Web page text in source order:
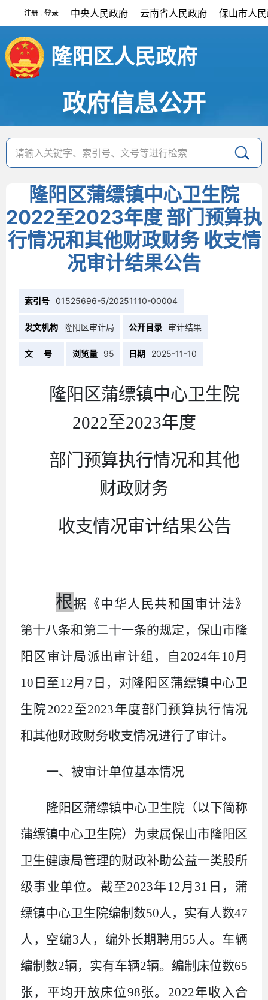
注册 登录 中央人民政府 云南省人民政府 保山市人
隆阳区人民政府
政府信息公开
隆阳区蒲缥镇中心卫生院
2022至2023年度 部门预算执
行情况和其他财政财务 收支情
况审计结果公告
索引号 01525696-5/20251110-00004
发文机构 隆阳区审计局 公开目录 审计结果
文 号 浏览量 95 日期 2025-11-10
隆阳区蒲缥镇中心卫生院
2022至2023年度
部门预算执行情况和其他
财政财务
收支情况审计结果公告
根据《中华人民共和国审计法》
第十八条和第二十一条的规定，保山市隆
阳区审计局派出审计组，自 2024年 10月
10 日至12月 7 日，对隆阳区蒲缥镇中心卫
生院2022至2023年度部门预算执行情况
和其他财政财务收支情况进行了审计。
一、被审计单位基本情况
隆阳区蒲缥镇中心卫生院（以下简称
蒲缥镇中心卫生院）为隶属保山市隆阳区
卫生健康局管理的财政补助公益一类股所
级事业单位。截至2023年 12月 31 日，蒲
缥镇中心卫生院编制数50 人，实有人数47
人，空编3 人，编外长期聘用 55 人。车辆
编制数2辆，实有车辆2辆。编制床位数65
张，平均开放床位98张。 2022年收入合